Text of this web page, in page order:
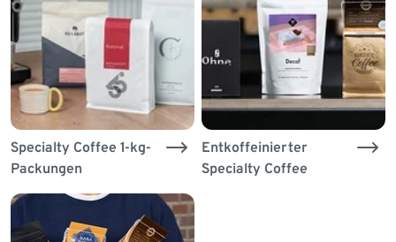
Specialty Coffee 1-kg-
Packungen
Entkoffeinierter
Specialty Coffee